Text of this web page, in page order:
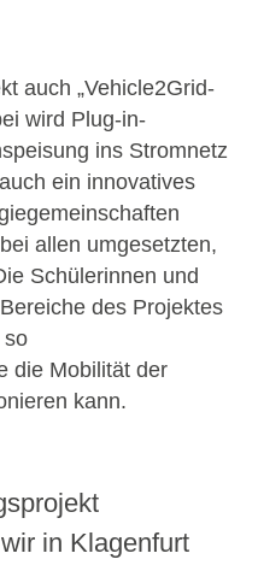
auch „Vehicle2Grid-
wird Plug-in-
ins Stromnetz
ein innovatives
allen umgesetzten,
Schülerinnen und
des Projektes
so
die Mobilität der
kann.
in Klagenfurt